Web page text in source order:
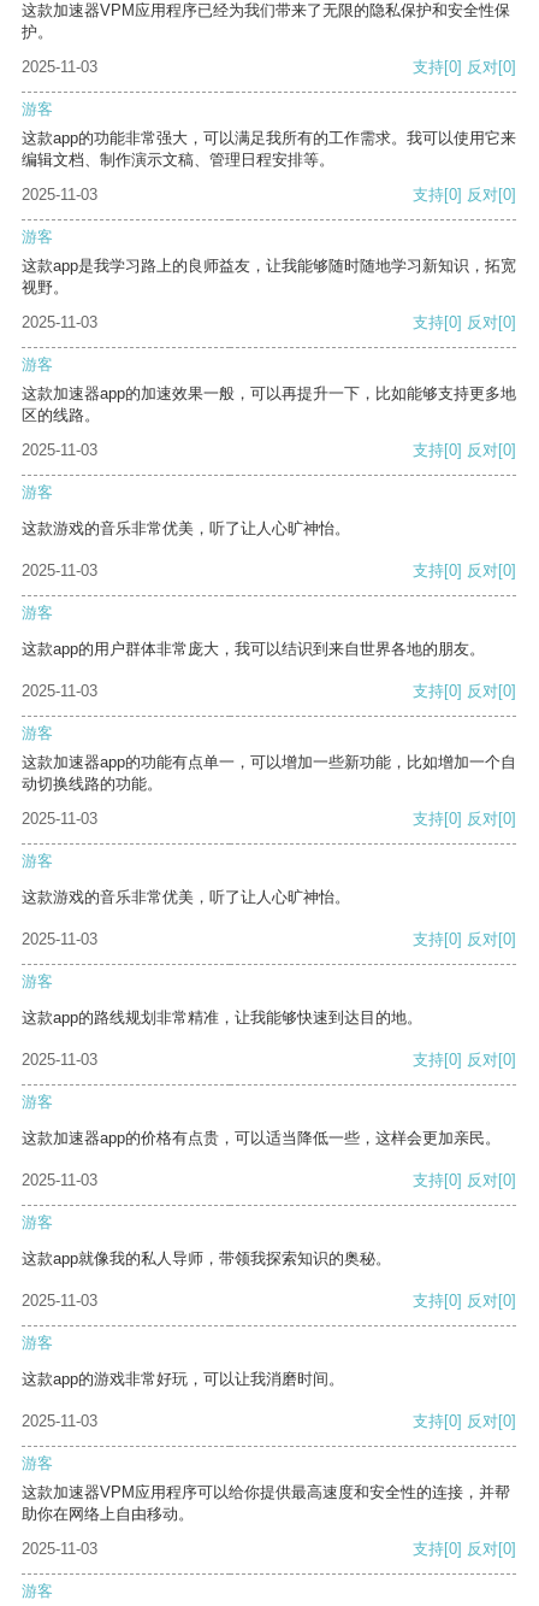
这款加速器VPM应用程序已经为我们带来了无限的隐私保护和安全性保
护。
2025-11-03
支持[0] 反对[0]
游客
这款app的功能非常强大，可以满足我所有的工作需求。我可以使用它来
编辑文档、制作演示文稿、管理日程安排等。
2025-11-03
支持[0] 反对[0]
游客
这款app是我学习路上的良师益友，让我能够随时随地学习新知识，拓宽
视野。
2025-11-03
支持[0] 反对[0]
游客
这款加速器app的加速效果一般，可以再提升一下，比如能够支持更多地
区的线路。
2025-11-03
支持[0] 反对[0]
游客
这款游戏的音乐非常优美，听了让人心旷神怡。
2025-11-03 支持[0] 反对[0]
游客
这款app的用户群体非常庞大，我可以结识到来自世界各地的朋友。
2025-11-03 支持[0] 反对[0]
游客
这款加速器app的功能有点单一，可以增加一些新功能，比如增加一个自
动切换线路的功能。
2025-11-03
支持[0] 反对[0]
游客
这款游戏的音乐非常优美，听了让人心旷神怡。
2025-11-03 支持[0] 反对[0]
游客
这款app的路线规划非常精准，让我能够快速到达目的地。
2025-11-03 支持[0] 反对[0]
游客
这款加速器app的价格有点贵，可以适当降低一些，这样会更加亲民。
2025-11-03 支持[0] 反对[0]
游客
这款app就像我的私人导师，带领我探索知识的奥秘。
2025-11-03 支持[0] 反对[0]
游客
这款app的游戏非常好玩，可以让我消磨时间。
2025-11-03 支持[0] 反对[0]
游客
这款加速器VPM应用程序可以给你提供最高速度和安全性的连接，并帮
助你在网络上自由移动。
2025-11-03
支持[0] 反对[0]
游客